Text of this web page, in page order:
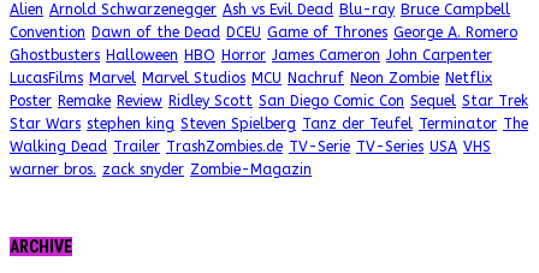
Alien Arnold Schwarzenegger Ash vs Evil Dead Blu-ray Bruce Campbell
Convention Dawn of the Dead DCEU Game of Thrones George A. Romero
Ghostbusters Halloween HBO Horror James Cameron John Carpenter
LucasFilms Marvel Marvel Studios MCU Nachruf Neon Zombie Netflix
Poster Remake Review Ridley Scott San Diego Comic Con Sequel Star Trek
Star Wars stephen king Steven Spielberg Tanz der Teufel Terminator The
Walking Dead Trailer TrashZombies.de TV-Serie TV-Series USA VHS
warner bros. zack snyder Zombie-Magazin
ARCHIVE